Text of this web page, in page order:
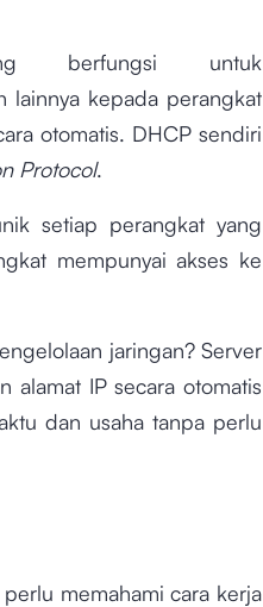
berfungsi untuk
lainnya kepada perangkat
otomatis. DHCP sendiri
Protocol.
setiap perangkat yang
mempunyai akses ke
jaringan? Server
alamat IP secara otomatis
dan usaha tanpa perlu
memahami cara kerja